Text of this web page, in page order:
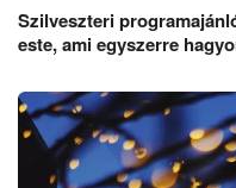
Szilveszteri
este, ami egyszerre